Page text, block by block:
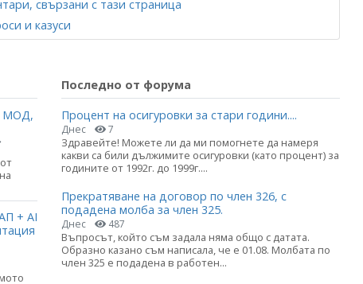
свързани с тази страница
и казуси
МОД,
+ AI
Последно от форума
Процент на осигуровки за стари години....
Днес 7
Здравейте! Можете ли да ми помогнете да намеря
какви са били дължимите осигуровки (като процент) за
годините от 1992г. до 1999г....
Прекратяване на договор по член 326, с
подадена молба за член 325.
Днес 487
Въпросът, който съм задала няма общо с датата.
Образно казано съм написала, че е 01.08. Молбата по
член 325 е подадена в работен...